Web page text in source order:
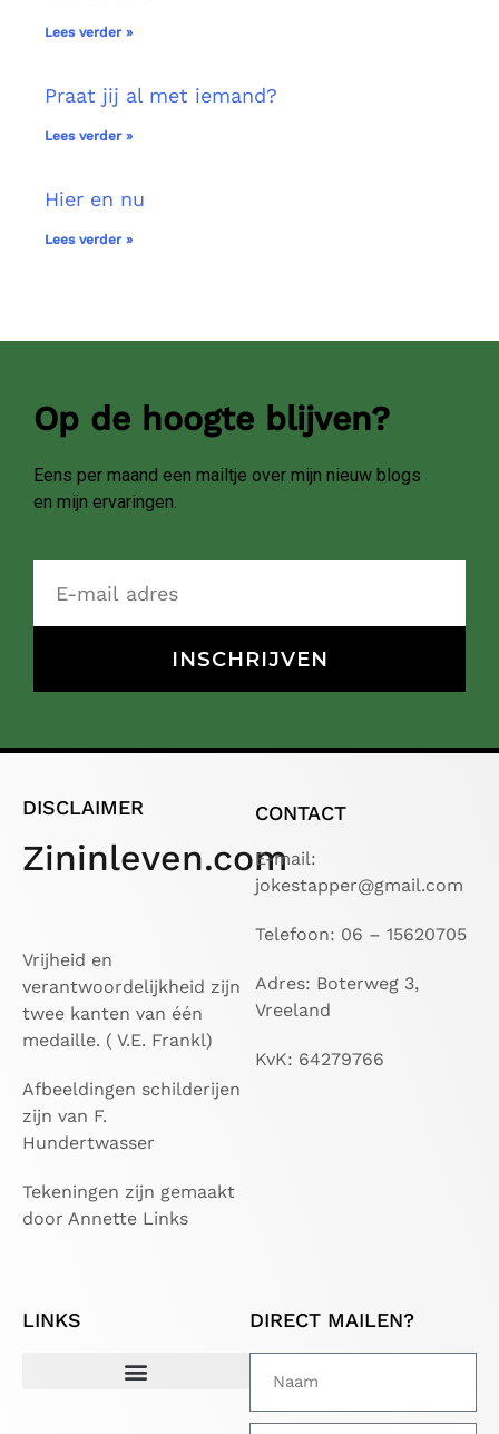
Lees verder »
Praat jij al met iemand?
Lees verder »
Hier en nu
Lees verder »
Op de hoogte blijven?
Eens per maand een mailtje over mijn nieuw blogs
en mijn ervaringen.
INSCHRIJVEN
DISCLAIMER
Zininleven.com
Vrijheid en
verantwoordelijkheid zijn
twee kanten van één
medaille. ( V.E. Frankl)
Afbeeldingen schilderijen
zijn van F.
Hundertwasser
Tekeningen zijn gemaakt
door Annette Links
CONTACT
E-mail:
jokestapper@gmail.com
Telefoon: 06 – 15620705
Adres: Boterweg 3,
Vreeland
KvK: 64279766
LINKS DIRECT MAILEN?